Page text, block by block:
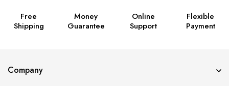
Free
Shipping
Money
Guarantee
Online
Support
Flexible
Payment
Company